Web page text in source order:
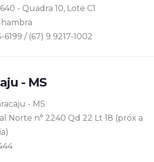
- Quadra 10, Lote C1
6199 / (67) 9 9217-1002
- MS
- MS
Norte n° 2240 Qd 22 Lt 18 (próx a